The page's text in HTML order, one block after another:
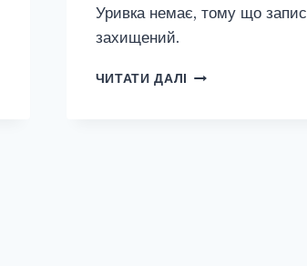
Уривка немає, тому що запис
захищений.
ЧИТАТИ ДАЛІ ЗАХИЩЕНО: